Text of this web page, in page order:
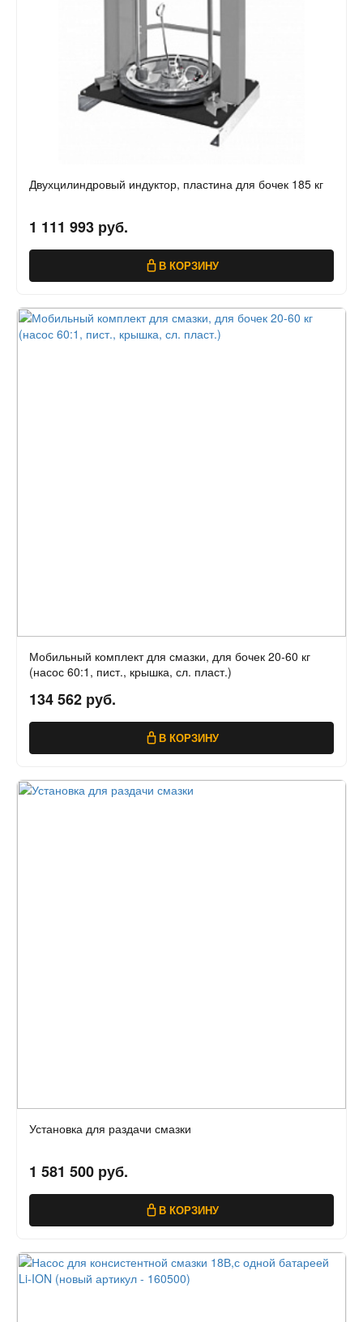
Двухцилиндровый индуктор, пластина для бочек 185 кг
1 111 993 руб.
В КОРЗИНУ
Мобильный комплект для смазки, для бочек 20-60 кг
(насос 60:1, пист., крышка, сл. пласт.)
134 562 руб.
В КОРЗИНУ
Установка для раздачи смазки
1 581 500 руб.
В КОРЗИНУ